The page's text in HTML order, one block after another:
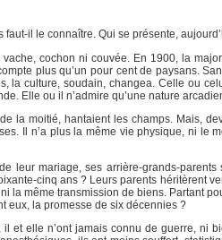
il le connaître. Qui se présente,
cochon ni couvée. En 1900, la
plus qu’un pour cent de paysans.
la culture, soudain, changea. Celle ou
Elle ou il n’admire qu’une nature
la moitié, hantaient les champs. Mais,
Il n’a plus la même vie physique, ni le
leur mariage, ses arrière-grands-parents
cinq ans ? Leurs parents héritèrent
la même transmission de biens. Partant
eux, la promesse de six décennies ?
elle n’ont jamais connu de guerre, ni